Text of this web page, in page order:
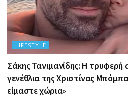
LIFESTYLE
Σάκης Τανιμανίδης: Η τρυφερή
γενέθλια της Χριστίνας
είμαστε χώρια»